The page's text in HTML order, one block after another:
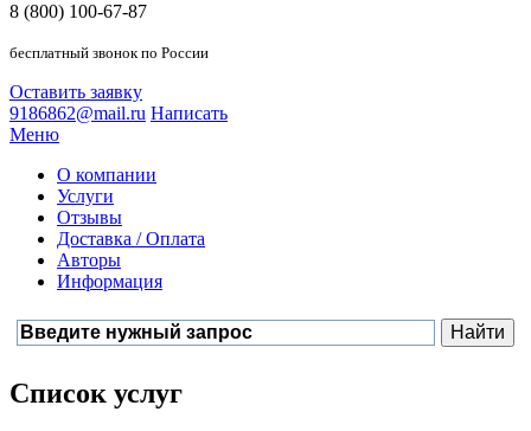
8 (800) 100-67-87
бесплатный звонок по России
Оставить заявку
9186862@mail.ru Написать
Меню
О компании
Услуги
Отзывы
Доставка / Оплата
Авторы
Информация
Список услуг